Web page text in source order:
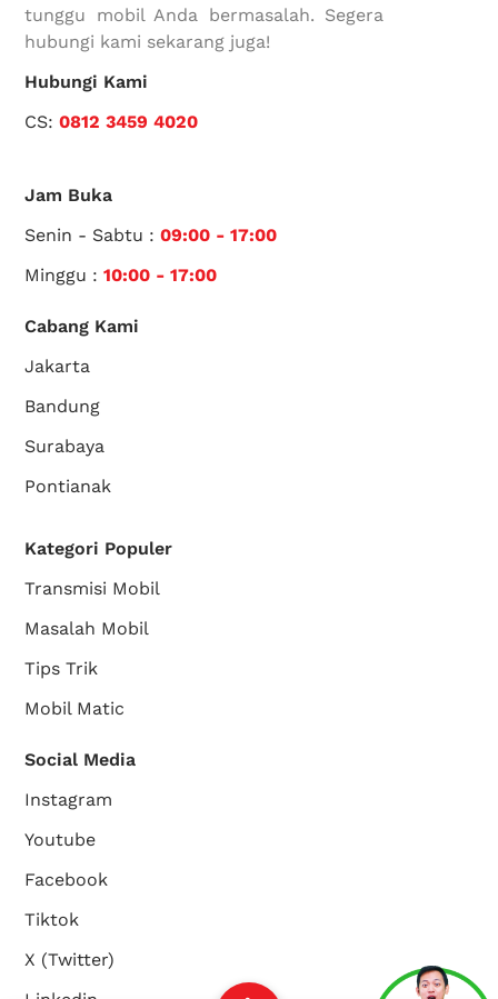
tunggu mobil Anda bermasalah. Segera
hubungi kami sekarang juga!
Hubungi Kami
CS:0812 3459 4020
Jam Buka
Senin - Sabtu :09:00 - 17:00
Minggu :10:00 - 17:00
Cabang Kami
Jakarta
Bandung
Surabaya
Pontianak
Kategori Populer
Transmisi Mobil
Masalah Mobil
Tips Trik
Mobil Matic
Social Media
Instagram
Youtube
Facebook
Tiktok
X (Twitter)